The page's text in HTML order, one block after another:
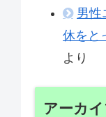
男性
休をと
より
アーカ